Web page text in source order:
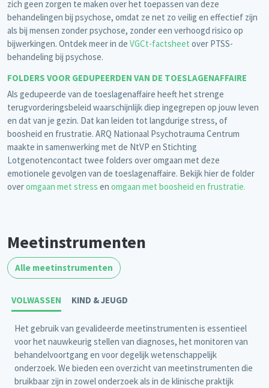
zich geen zorgen te maken over het toepassen van deze
behandelingen bij psychose, omdat ze net zo veilig en effectief zijn
als bij mensen zonder psychose, zonder een verhoogd risico op
bijwerkingen. Ontdek meer in de VGCt-factsheet over PTSS-
behandeling bij psychose.
FOLDERS VOOR GEDUPEERDEN VAN DE TOESLAGENAFFAIRE
Als gedupeerde van de toeslagenaffaire heeft het strenge
terugvorderingsbeleid waarschijnlijk diep ingegrepen op jouw leven
en dat van je gezin. Dat kan leiden tot langdurige stress, of
boosheid en frustratie. ARQ Nationaal Psychotrauma Centrum
maakte in samenwerking met de NtVP en Stichting
Lotgenotencontact twee folders over omgaan met deze
emotionele gevolgen van de toeslagenaffaire. Bekijk hier de folder
overomgaan met stress en omgaan met boosheid en frustratie.
Meetinstrumenten
Alle meetinstrumenten
VOLWASSEN KIND & JEUGD
Het gebruik van gevalideerde meetinstrumenten is essentieel
voor het nauwkeurig stellen van diagnoses, het monitoren van
behandelvoortgang en voor degelijk wetenschappelijk
onderzoek. We bieden een overzicht van meetinstrumenten die
bruikbaar zijn in zowel onderzoek als in de klinische praktijk